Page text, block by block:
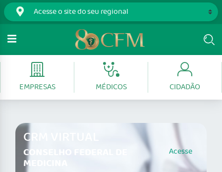
EMPRESAS MÉDICOS CIDADÃO
CRM VIRTUAL
CONSELHO FEDERAL DE
MEDICINA
Acesse